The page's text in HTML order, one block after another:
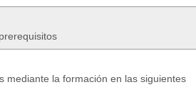
mediante la formación en las siguientes